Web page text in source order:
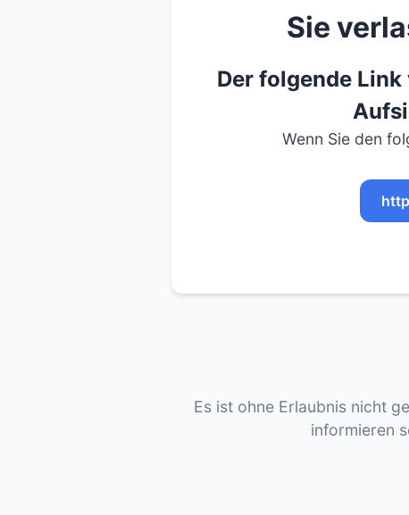
Sie
Der folgende
Wenn Sie den
Es ist ohne Erlaubnis nicht
informieren